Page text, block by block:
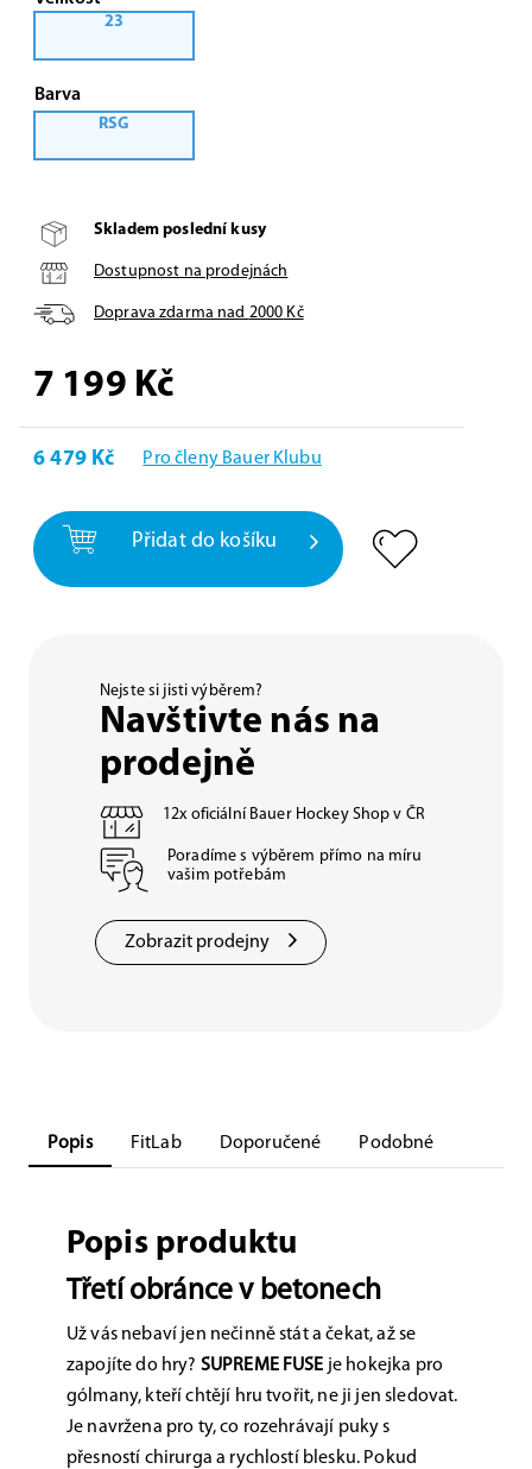
23
Barva
RSG
Skladem poslední kusy
Dostupnost na prodejnách
Doprava zdarma nad 2000 Kč
7 199 Kč
6 479 Kč Pro členy Bauer Klubu
Přidat do košíku
Nejste si jisti výběrem?
Navštivte nás na
prodejně
12x oficiální Bauer Hockey Shop v ČR
Poradíme s výběrem přímo na míru
vašim potřebám
Zobrazit prodejny
Popis FitLab Doporučené Podobné
Popis produktu
Třetí obránce v betonech
Už vás nebaví jen nečinně stát a čekat, až se
zapojíte do hry? SUPREME FUSE je hokejka pro
gólmany, kteří chtějí hru tvořit, ne ji jen sledovat.
Je navržena pro ty, co rozehrávají puky s
přesností chirurga a rychlostí blesku. Pokud